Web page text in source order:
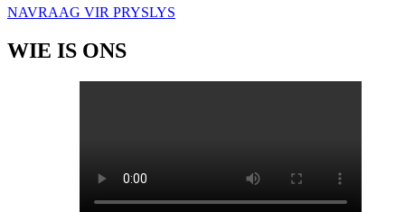
NAVRAAG VIR PRYSLYS
WIE IS ONS